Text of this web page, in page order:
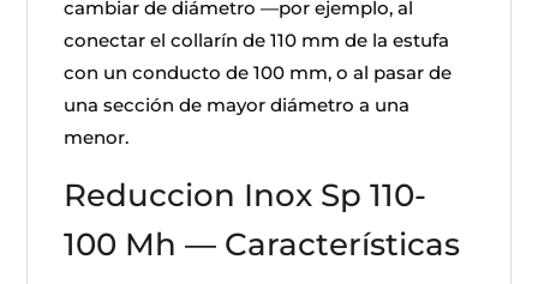
cambiar de diámetro —por ejemplo, al
conectar el collarín de 110 mm de la estufa
con un conducto de 100 mm, o al pasar de
una sección de mayor diámetro a una
menor.
Reduccion Inox Sp 110-
100 Mh — Características